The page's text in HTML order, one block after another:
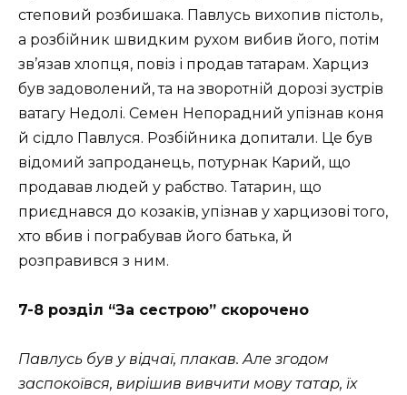
степовий розбишака. Павлусь вихопив пістоль,
а розбійник швидким рухом вибив його, потім
зв’язав хлопця, повіз і продав татарам. Харциз
був задоволений, та на зворотній дорозі зустрів
ватагу Недолі. Семен Непорадний упізнав коня
й сідло Павлуся. Розбійника допитали. Це був
відомий запроданець, потурнак Карий, що
продавав людей у рабство. Татарин, що
приєднався до козаків, упізнав у харцизові того,
хто вбив і пограбував його батька, й
розправився з ним.
7-8 розділ “За сестрою” скорочено
Павлусь був у відчаї, плакав. Але згодом
заспокоївся, вирішив вивчити мову татар, їх